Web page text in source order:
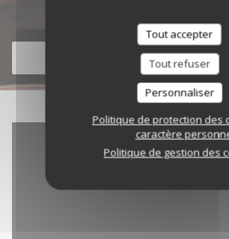
Tout accepter
Tout refuser
Personnaliser
Politique de protection des
caractère
Politique de gestion des
Découvrir notre
DÉCOUVRIR NOTRE